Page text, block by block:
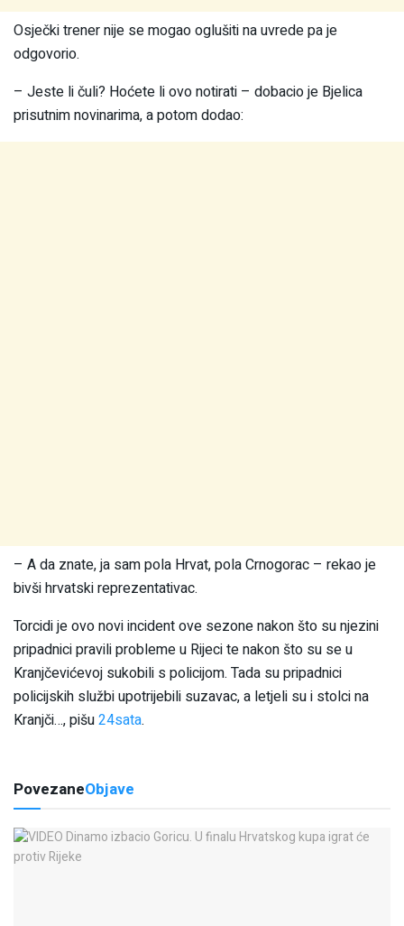
Osječki trener nije se mogao oglušiti na uvrede pa je
odgovorio.
– Jeste li čuli? Hoćete li ovo notirati – dobacio je Bjelica
prisutnim novinarima, a potom dodao:
– A da znate, ja sam pola Hrvat, pola Crnogorac – rekao je
bivši hrvatski reprezentativac.
Torcidi je ovo novi incident ove sezone nakon što su njezini
pripadnici pravili probleme u Rijeci te nakon što su se u
Kranjčevićevoj sukobili s policijom. Tada su pripadnici
policijskih službi upotrijebili suzavac, a letjeli su i stolci na
Kranjči…, pišu24sata.
PovezaneObjave